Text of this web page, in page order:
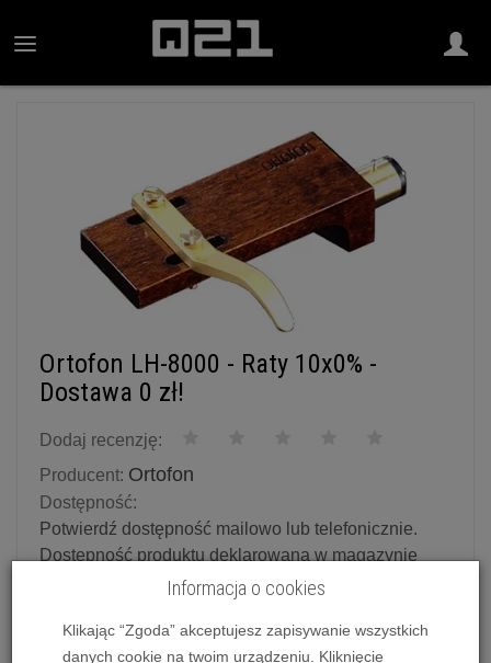
Ortofon LH-8000 - Raty 10x0% -
Dostawa 0 zł!
Dodaj recenzję:
Producent: Ortofon
Dostępność:
Potwierdź dostępność mailowo lub telefonicznie.
Dostępność produktu deklarowana w magazynie
Powiadom o dostępności
Informacja o cookies
Klikając “Zgoda” akceptujesz zapisywanie wszystkich
danych cookie na twoim urządzeniu. Kliknięcie